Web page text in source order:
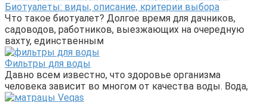
Биотуалеты: виды, описание, критерии выбора
Что такое биотуалет? Долгое время для дачников,
садоводов, работников, выезжающих на очередную
вахту, единственным
Фильтры для воды
Давно всем известно, что здоровье организма
человека зависит во многом от качества воды. Вода,